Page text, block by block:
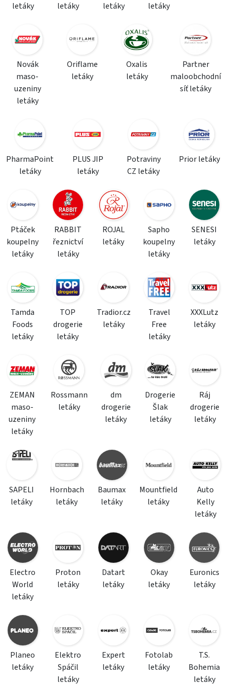
letáky
letáky
letáky
letáky
Novák
maso-
uzeniny
letáky
Oriflame
letáky
Oxalis
letáky
Partner
maloobchodní
síť letáky
PharmaPoint
letáky
PLUS JIP
letáky
Potraviny
CZ letáky
Prior letáky
Ptáček
koupelny
letáky
RABBIT
řeznictví
letáky
ROJAL
letáky
Sapho
koupelny
letáky
SENESI
letáky
Tamda
Foods
letáky
TOP
drogerie
letáky
Tradior.cz
letáky
Travel
Free
letáky
XXXLutz
letáky
ZEMAN
maso-
uzeniny
letáky
Rossmann
letáky
dm
drogerie
letáky
Drogerie
Šlak
letáky
Ráj
drogerie
letáky
SAPELI
letáky
Hornbach
letáky
Baumax
letáky
Mountfield
letáky
Auto
Kelly
letáky
Electro
World
letáky
Proton
letáky
Datart
letáky
Okay
letáky
Euronics
letáky
Planeo
letáky
Elektro
Spáčil
letáky
Expert
letáky
Fotolab
letáky
T.S.
Bohemia
letáky